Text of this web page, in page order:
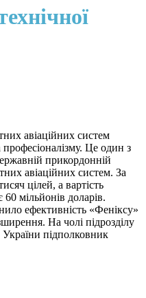
авіаційних систем
Це один з
прикордонній
авіаційних систем. За
цілей, а вартість
60 мільйонів доларів.
ефективність «Феніксу»
На чолі підрозділу
України підполковник